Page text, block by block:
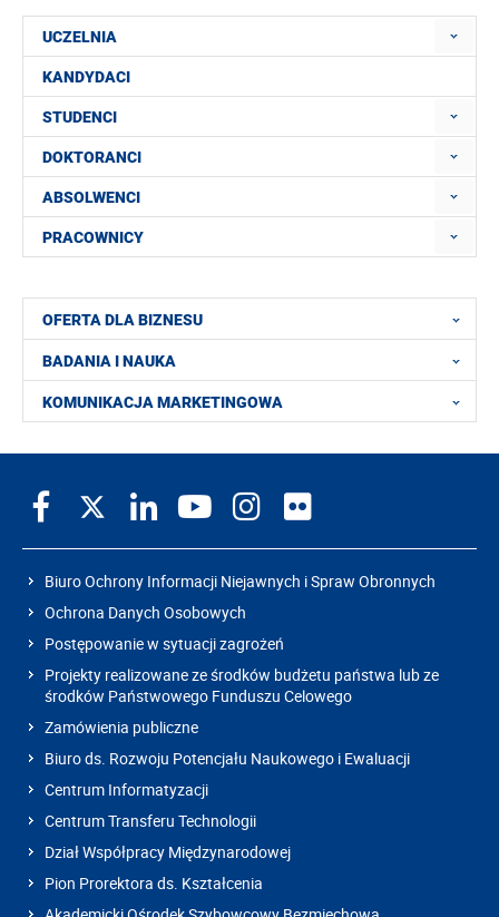
UCZELNIA
KANDYDACI
STUDENCI
DOKTORANCI
ABSOLWENCI
PRACOWNICY
OFERTA DLA BIZNESU
BADANIA I NAUKA
KOMUNIKACJA MARKETINGOWA
Biuro Ochrony Informacji Niejawnych i Spraw Obronnych
Ochrona Danych Osobowych
Postępowanie w sytuacji zagrożeń
Projekty realizowane ze środków budżetu państwa lub ze
środków Państwowego Funduszu Celowego
Zamówienia publiczne
Biuro ds. Rozwoju Potencjału Naukowego i Ewaluacji
Centrum Informatyzacji
Centrum Transferu Technologii
Dział Współpracy Międzynarodowej
Pion Prorektora ds. Kształcenia